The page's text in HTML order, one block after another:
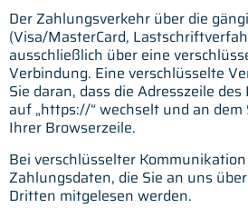
Der Zahlungsverkehr über die
(Visa/MasterCard,
ausschließlich über eine
Verbindung. Eine verschlüsselte
Sie daran, dass die Adresszeile
auf „https://“ wechselt und an dem
Ihrer Browserzeile.
Bei verschlüsselter
Zahlungsdaten, die Sie an uns
Dritten mitgelesen werden.